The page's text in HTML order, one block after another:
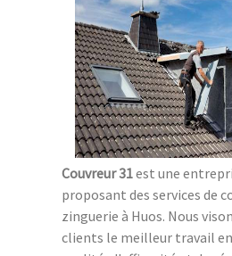
Couvreur 31est une
proposant des services de
zinguerie à Huos. Nous
clients le meilleur travail